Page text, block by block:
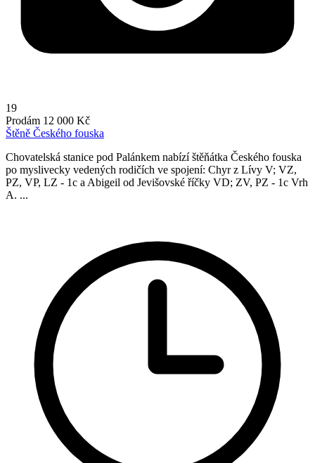
19
Prodám 12 000 Kč
Štěně Českého fouska
Chovatelská stanice pod Palánkem nabízí štěňátka Českého fouska
po myslivecky vedených rodičích ve spojení: Chyr z Lívy V; VZ,
PZ, VP, LZ - 1c a Abigeil od Jevišovské říčky VD; ZV, PZ - 1c Vrh
A. ...